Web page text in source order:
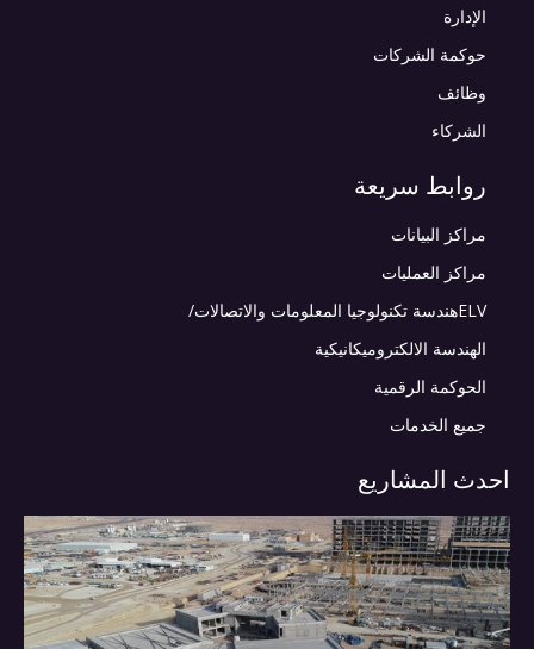
الإدارة
حوكمة الشركات
وظائف
الشركاء
روابط سريعة
مراكز البيانات
مراكز العمليات
ELVهندسة تكنولوجيا المعلومات والاتصالات/
الهندسة الالكتروميكانيكية
الحوكمة الرقمية
جميع الخدمات
احدث المشاريع